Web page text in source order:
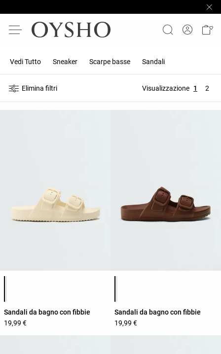
Vedi Tutto Sneaker Scarpe basse Sandali
Elimina filtri Visualizzazione 1 2
Sandali da bagno con fibbie
19,99 €
Sandali da bagno con fibbie
19,99 €